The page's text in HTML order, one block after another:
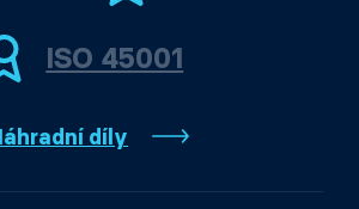
ISO 45001
díly